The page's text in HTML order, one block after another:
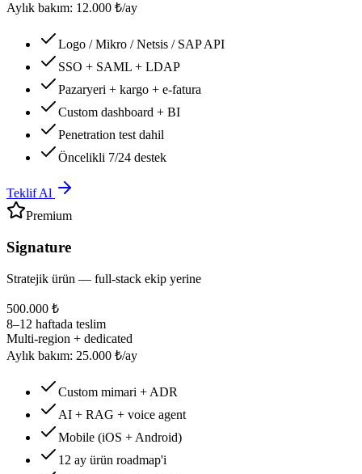
Aylık bakım: 12.000 ₺/ay
Logo / Mikro / Netsis / SAP API
SSO + SAML + LDAP
Pazaryeri + kargo + e-fatura
Custom dashboard + BI
Penetration test dahil
Öncelikli 7/24 destek
Teklif Al
Premium
Signature
Stratejik ürün — full-stack ekip yerine
500.000 ₺
8–12 haftada teslim
Multi-region + dedicated
Aylık bakım: 25.000 ₺/ay
Custom mimari + ADR
AI + RAG + voice agent
Mobile (iOS + Android)
12 ay ürün roadmap'i